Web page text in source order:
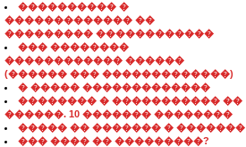
���������� �
������������� ��
��������� ������������
��� ��������
������������ ������
(������ ��� �������������)
� ����� �������������
�������� � ����������� ��
������. 10 ������� ��������
����� �� ������� � �������
��� ���� �� ���������?